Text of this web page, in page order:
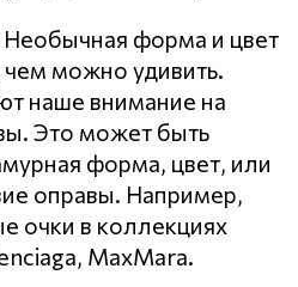
Необычная форма и цвет
можно удивить.
наше внимание на
Это может быть
форма, цвет, или
оправы. Например,
очки в коллекциях
MaxMara.